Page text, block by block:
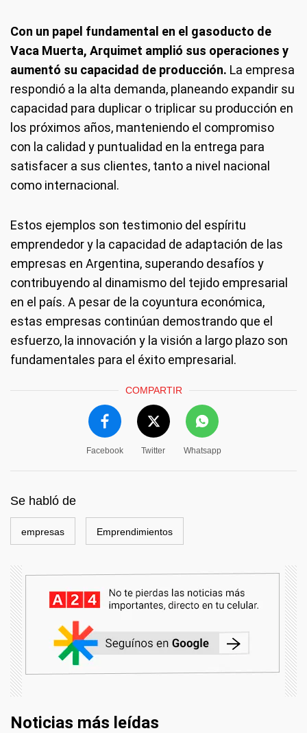
Con un papel fundamental en el gasoducto de
Vaca Muerta, Arquimet amplió sus operaciones y
aumentó su capacidad de producción. La empresa
respondió a la alta demanda, planeando expandir su
capacidad para duplicar o triplicar su producción en
los próximos años, manteniendo el compromiso
con la calidad y puntualidad en la entrega para
satisfacer a sus clientes, tanto a nivel nacional
como internacional.
Estos ejemplos son testimonio del espíritu
emprendedor y la capacidad de adaptación de las
empresas en Argentina, superando desafíos y
contribuyendo al dinamismo del tejido empresarial
en el país. A pesar de la coyuntura económica,
estas empresas continúan demostrando que el
esfuerzo, la innovación y la visión a largo plazo son
fundamentales para el éxito empresarial.
COMPARTIR
Facebook Twitter Whatsapp
Se habló de
empresas Emprendimientos
Noticias más leídas